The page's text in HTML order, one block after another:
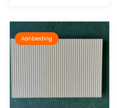
Aanbieding